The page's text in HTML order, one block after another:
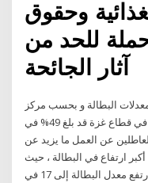
وحقوق
للحد من
آثار الجائحة
2020 إرتفاع في معدلات البطالة و بحسب مركز
الإحصاء الفلسطيني فإن معدل البطالة في قطاع غزة قد بلغ 49% في
وتجاوز عدد العاطلين عن العمل ما يزيد عن
أكبر ارتفاع في البطالة ، حيث
خسرت 778000 وظيفة في شهر واحد. ارتفع معدل البطالة إلى 17 في